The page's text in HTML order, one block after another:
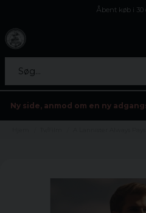
Åbent køb i 30
Søg...
Ny side, anmod om en ny